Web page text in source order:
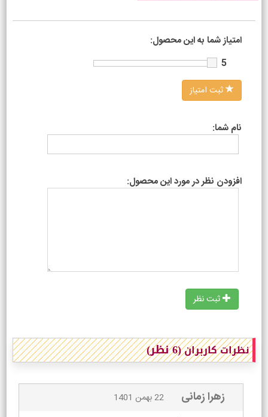
امتیاز شما به این محصول:
5
ثبت امتیاز
نام شما:
افزودن نظر در مورد این محصول:
ثبت نظر
نظرات کاربران(6 نظر)
زهرا زمانی 22 بهمن 1401